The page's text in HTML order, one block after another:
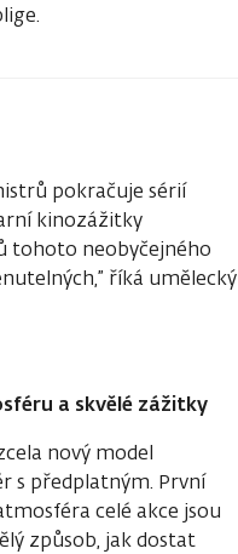
pokračuje sérií
kinozážitky
tohoto neobyčejného
říká umělecký
a skvělé zážitky
nový model
s předplatným. První
celé akce jsou
způsob, jak dostat